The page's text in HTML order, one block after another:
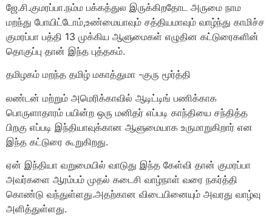
ஜே.சி.குமரப்பா.நம்ம பக்கத்துல இருக்கிறதோட அருமை நாம
மறந்து போயிட்டோம்,உண்மையாவும் சத்தியமாவும் வாழ்ந்து காமிச்ச
குமரப்பா பத்தி 13 முக்கிய ஆளுமைகள் எழுதின கட்டுரைகளின்
தொகுப்பு தான் இந்த புத்தகம்.
தமிழகம் மறந்த தமிழ் மகாத்துமா -குரு மூர்த்தி
லண்டன் மற்றும் அமெரிக்காவில் ஆடிட்டிங் பணிக்காக
பொருளாதாரம் பயின்ற ஒரு மனிதர் எப்படி காந்தியை சந்தித்த
பிறகு எப்படி இந்தியாவுக்கான ஆளுமையாக உருமாறுகிறார் என
இந்த கட்டுரை கூறுகிறது.
ஏன் இந்தியா வறுமையில் வாடுது இந்த கேள்வி தான் குமரப்பா
அவர்களை ஆரம்பம் முதல் கடைசி வாழ்நாள் வரை நகர்த்தி
கொண்டு வந்துள்ளது.அதற்கான விடையினையும் அவரது வாழ்வு
அளித்துள்ளது.